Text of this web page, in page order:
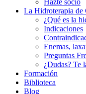
La Hidroterapia de
¿Qué es la
Indicaciones
Enemas,
Preguntas
¿Dudas? Te
Formación
Biblioteca
Blog